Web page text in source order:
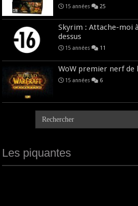
15 années 25
Skyrim : Attache-moi
dessus
15 années 11
WoW premier nerf de
15 années 6
Les piquantes